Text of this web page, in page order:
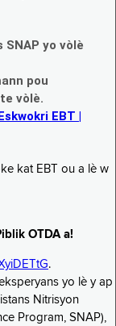
yo vòlè
pou
vòlè.
EBT |
kat EBT ou a lè w
OTDA a!
.
yo lè y ap
Nitrisyon
Program, SNAP),